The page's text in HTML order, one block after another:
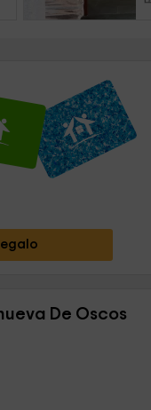
De Oscos